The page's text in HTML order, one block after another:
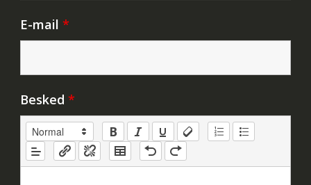
E-mail *
Besked *